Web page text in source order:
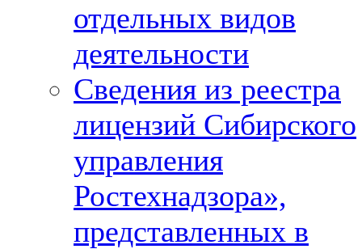
отдельных видов
деятельности
Сведения из реестра
лицензий Сибирского
управления
Ростехнадзора»,
представленных в